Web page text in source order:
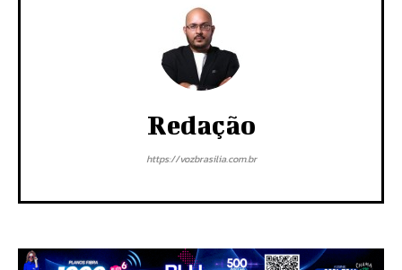
Redação
https://vozbrasilia.com.br